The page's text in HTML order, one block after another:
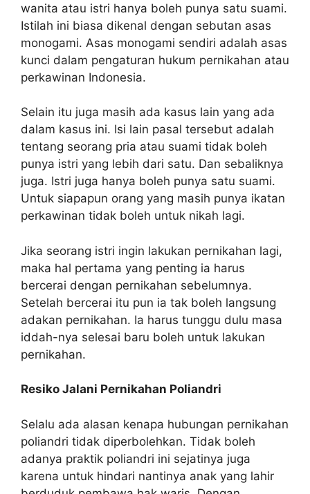
wanita atau istri hanya boleh punya satu suami.
Istilah ini biasa dikenal dengan sebutan asas
monogami. Asas monogami sendiri adalah asas
kunci dalam pengaturan hukum pernikahan atau
perkawinan Indonesia.
Selain itu juga masih ada kasus lain yang ada
dalam kasus ini. Isi lain pasal tersebut adalah
tentang seorang pria atau suami tidak boleh
punya istri yang lebih dari satu. Dan sebaliknya
juga. Istri juga hanya boleh punya satu suami.
Untuk siapapun orang yang masih punya ikatan
perkawinan tidak boleh untuk nikah lagi.
Jika seorang istri ingin lakukan pernikahan lagi,
maka hal pertama yang penting ia harus
bercerai dengan pernikahan sebelumnya.
Setelah bercerai itu pun ia tak boleh langsung
adakan pernikahan. Ia harus tunggu dulu masa
iddah-nya selesai baru boleh untuk lakukan
pernikahan.
Resiko Jalani Pernikahan Poliandri
Selalu ada alasan kenapa hubungan pernikahan
poliandri tidak diperbolehkan. Tidak boleh
adanya praktik poliandri ini sejatinya juga
karena untuk hindari nantinya anak yang lahir